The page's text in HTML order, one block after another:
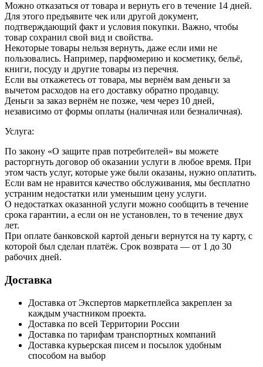
Можно отказаться от товара и вернуть его в течение 14 дней.
Для этого предъявите чек или другой документ,
подтверждающий факт и условия покупки. Важно, чтобы
товар сохранил свой вид и свойства.
Некоторые товары нельзя вернуть, даже если ими не
пользовались. Например, парфюмерию и косметику, бельё,
книги, посуду и другие товары из перечня.
Если вы откажетесь от товара, мы вернём вам деньги за
вычетом расходов на его доставку обратно продавцу.
Деньги за заказ вернём не позже, чем через 10 дней,
независимо от формы оплаты (наличная или безналичная).
Услуга:
По закону «О защите прав потребителей» вы можете
расторгнуть договор об оказании услуги в любое время. При
этом часть услуг, которые уже были оказаны, нужно оплатить.
Если вам не нравится качество обслуживания, мы бесплатно
устраним недостатки или уменьшим цену услуги.
О недостатках оказанной услуги можно сообщить в течение
срока гарантии, а если он не установлен, то в течение двух
лет.
При оплате банковской картой деньги вернутся на ту карту, с
которой был сделан платёж. Срок возврата — от 1 до 30
рабочих дней.
Доставка
Доставка от Экспертов маркетплейса закреплен за
каждым участником проекта.
Доставка по всей Территории России
Доставка по тарифам транспортных компаний
Доставка курьерская писем и посылок удобным
способом на выбор